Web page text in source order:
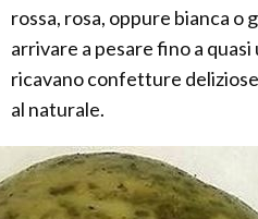
rossa, rosa, oppure bianca o
arrivare a pesare fino a quasi
ricavano confetture
al naturale.